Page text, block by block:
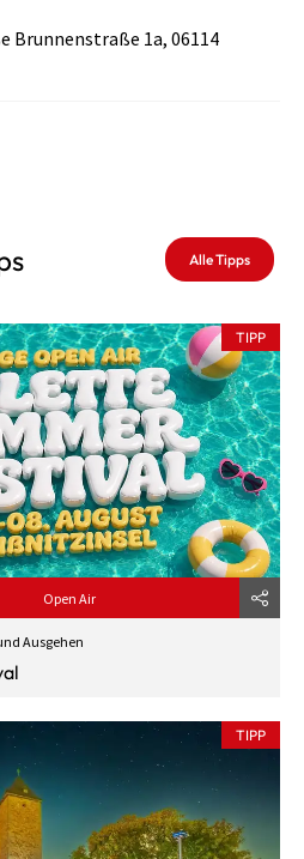
Brunnenstraße 1a, 06114
Alle Tipps
Ausgehen
TIPP
Open Air
TIPP